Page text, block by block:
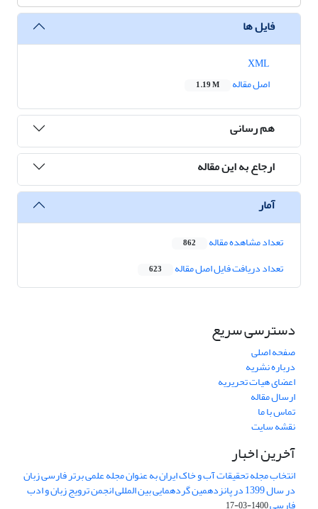
فایل ها
اصل مقاله
1.19 M
هم رسانی
ارجاع به این مقاله
آمار
تعداد مشاهده مقاله 862
تعداد دریافت فایل اصل مقاله 623
دسترسی سریع
صفحه اصلی
درباره نشریه
اعضای هیات تحریریه
ارسال مقاله
تماس با ما
نقشه سایت
آخرین اخبار
انتخاب مجله تحقیقات آب و خاک ایران به عنوان مجله علمی برتر فارسی زبان
در سال 1399 در پانزدهمین گردهمایی بین المللی انجمن ترویج زبان و ادب